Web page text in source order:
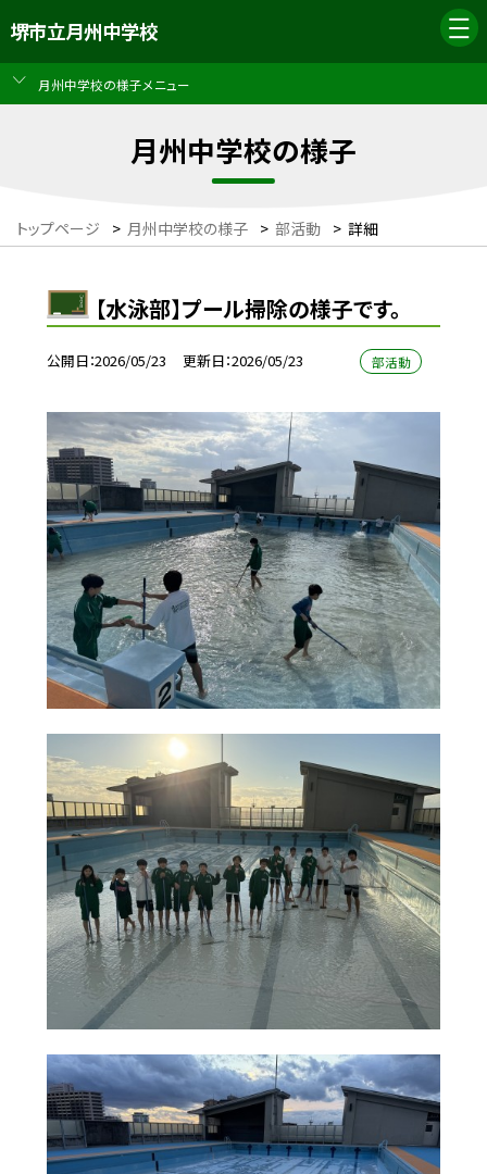
堺市立月州中学校
月州中学校の様子メニュー
月州中学校の様子
トップページ > 月州中学校の様子 > 部活動 > 詳細
【水泳部】プール掃除の様子です。
公開日 2026/05/23 更新日 2026/05/23 部活動